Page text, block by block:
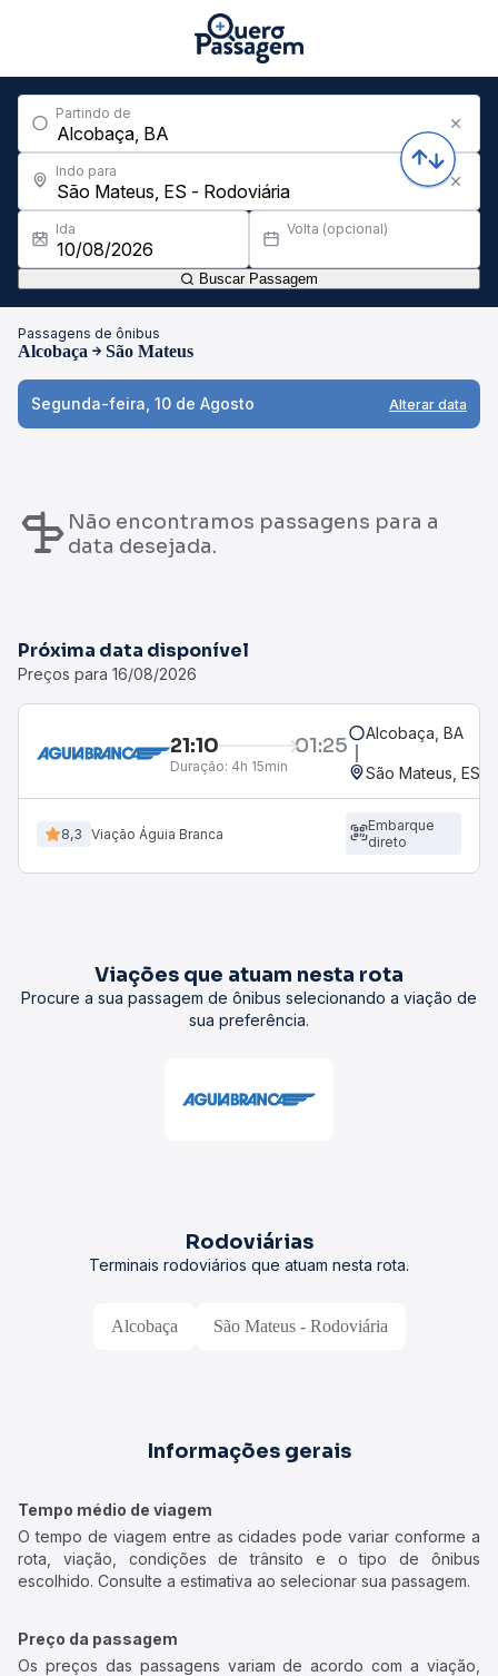
Partindo de
Indo para
Ida Volta (opcional)
Buscar Passagem
Passagens de ônibus
Alcobaça São Mateus
Segunda-feira, 10 de Agosto Alterar data
Não encontramos passagens para a
data desejada.
Próxima data disponível
Preços para 16/08/2026
21:10 01:25
Duração: 4h 15min
Alcobaça, BA
São Mateus, ES -
8,3 Viação Águia Branca
Embarque
direto
Viações que atuam nesta rota
Procure a sua passagem de ônibus selecionando a viação de
sua preferência.
Rodoviárias
Terminais rodoviários que atuam nesta rota.
Alcobaça São Mateus - Rodoviária
Informações gerais
Tempo médio de viagem
O tempo de viagem entre as cidades pode variar conforme a
rota, viação, condições de trânsito e o tipo de ônibus
escolhido. Consulte a estimativa ao selecionar sua passagem.
Preço da passagem
Os preços das passagens variam de acordo com a viação,